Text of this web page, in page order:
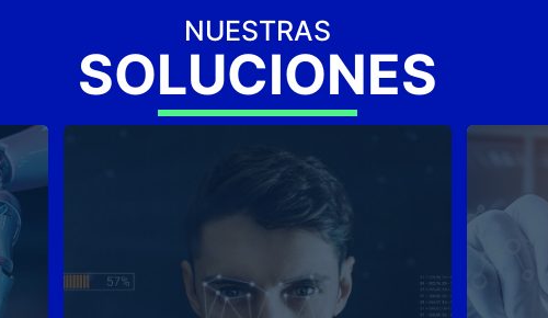
NUESTRAS
SOLUCIONES